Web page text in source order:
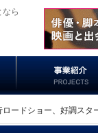
ら
ードショー、好調スタ